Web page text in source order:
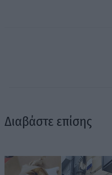
Διαβάστε επίσης